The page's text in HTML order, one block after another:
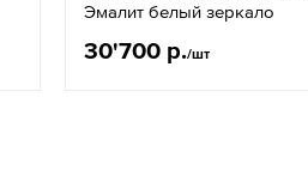
Эмалит белый зеркало
30'700 р./шт